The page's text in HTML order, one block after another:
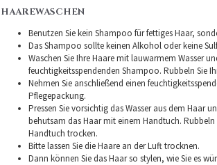
HAAREWASCHEN
Benutzen Sie kein Shampoo für fettiges Haar,
Das Shampoo sollte keinen Alkohol oder keine
Waschen Sie Ihre Haare mit lauwarmem Wasser
feuchtigkeitsspendenden Shampoo. Rubbeln Sie
Nehmen Sie anschließend einen
Pflegepackung.
Pressen Sie vorsichtig das Wasser aus dem Haar
behutsam das Haar mit einem Handtuch.
Handtuch trocken.
Bitte lassen Sie die Haare an der Luft trocknen.
Dann können Sie das Haar so stylen, wie Sie es